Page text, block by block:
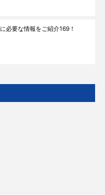
必要な情報をご紹介169！